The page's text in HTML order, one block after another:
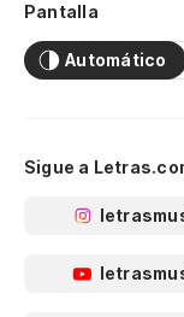
Pantalla
Automático
Sigue a